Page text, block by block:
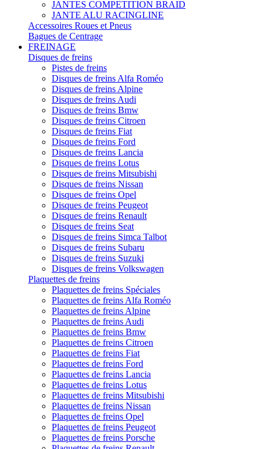
JANTES COMPETITION BRAID
JANTE ALU RACINGLINE
Accessoires Roues et Pneus
Bagues de Centrage
FREINAGE
Disques de freins
Pistes de freins
Disques de freins Alfa Roméo
Disques de freins Alpine
Disques de freins Audi
Disques de freins Bmw
Disques de freins Citroen
Disques de freins Fiat
Disques de freins Ford
Disques de freins Lancia
Disques de freins Lotus
Disques de freins Mitsubishi
Disques de freins Nissan
Disques de freins Opel
Disques de freins Peugeot
Disques de freins Renault
Disques de freins Seat
Disques de freins Simca Talbot
Disques de freins Subaru
Disques de freins Suzuki
Disques de freins Volkswagen
Plaquettes de freins
Plaquettes de freins Spéciales
Plaquettes de freins Alfa Roméo
Plaquettes de freins Alpine
Plaquettes de freins Audi
Plaquettes de freins Bmw
Plaquettes de freins Citroen
Plaquettes de freins Fiat
Plaquettes de freins Ford
Plaquettes de freins Lancia
Plaquettes de freins Lotus
Plaquettes de freins Mitsubishi
Plaquettes de freins Nissan
Plaquettes de freins Opel
Plaquettes de freins Peugeot
Plaquettes de freins Porsche